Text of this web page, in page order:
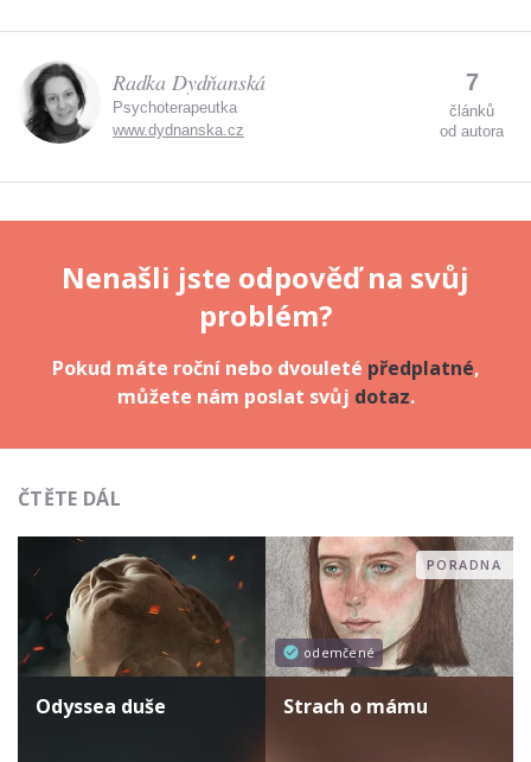
Radka Dydňanská
Psychoterapeutka
www.dydnanska.cz
7
článků
od autora
Nenašli jste odpověď na svůj
problém?
Pokud máte roční nebo dvouleté předplatné,
můžete nám poslat svůj dotaz.
ČTĚTE DÁL
Odyssea duše
odemčené
PORADNA
Strach o mámu